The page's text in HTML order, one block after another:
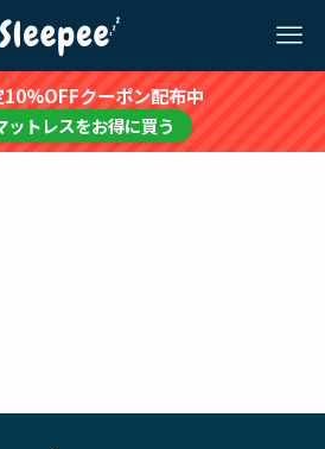
クーポン配布中
ットレスをお得に買う